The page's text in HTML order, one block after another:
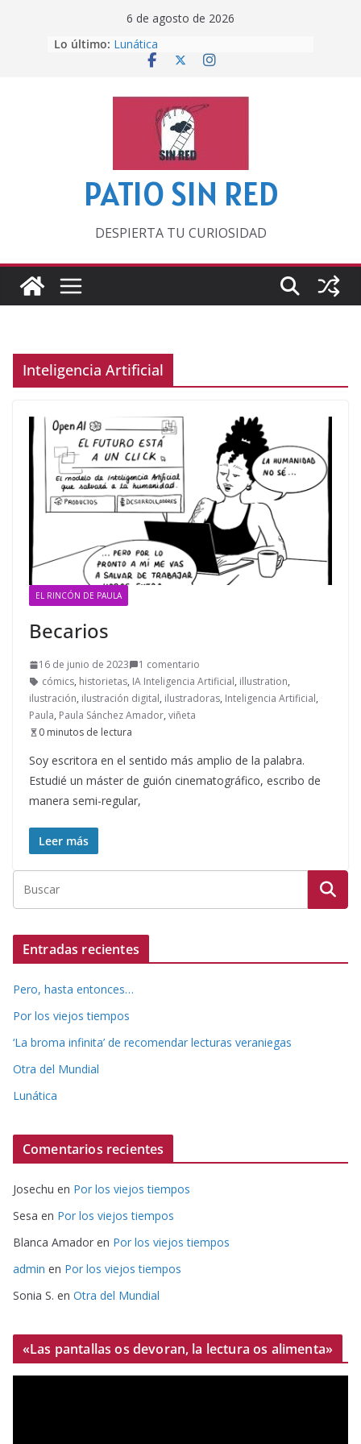
6 de agosto de 2026
Lo último: Lunática
Pero, hasta entonces…
‘La broma infinita’ de recomendar
lecturas veraniegas
Otra del Mundial
PATIO SIN RED
DESPIERTA TU CURIOSIDAD
Inteligencia Artificial
EL RINCÓN DE PAULA
Becarios
16 de junio de 2023
1 comentario
cómics, historietas, IA Inteligencia Artificial, illustration,
ilustración, ilustración digital, ilustradoras, Inteligencia Artificial,
Paula, Paula Sánchez Amador, viñeta
0 minutos de lectura
Soy escritora en el sentido más amplio de la palabra.
Estudié un máster de guión cinematográfico, escribo de
manera semi-regular,
Leer más
Entradas recientes
Pero, hasta entonces…
Por los viejos tiempos
‘La broma infinita’ de recomendar lecturas veraniegas
Otra del Mundial
Lunática
Comentarios recientes
Josechu en Por los viejos tiempos
Sesa en Por los viejos tiempos
Blanca Amador en Por los viejos tiempos
admin en Por los viejos tiempos
Sonia S. en Otra del Mundial
«Las pantallas os devoran, la lectura os alimenta»